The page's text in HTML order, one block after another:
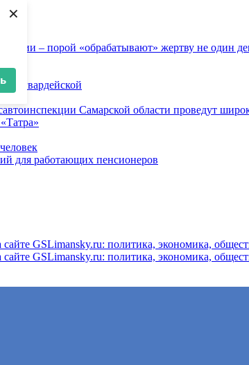
×
– порой «обрабатывают» жертву не один
Самарской области проведут
для работающих пенсионеров